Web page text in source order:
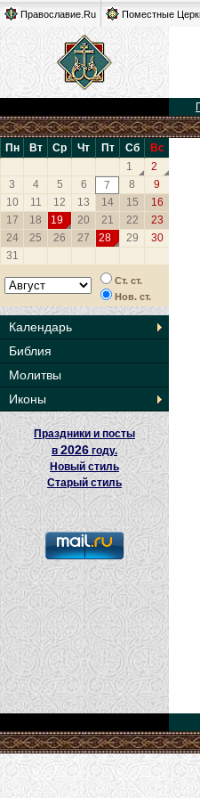
Православие.Ru Поместные
Пн Вт Ср Чт Пт Сб
Вс
1
2
3
4 5 6 7 8
9
10
11 12 13 14 15
16
17
18 19 20 21 22
23
24
25 26 27 28 29
30
31
Ст. ст.
Нов. ст.
Календарь
Библия
Молитвы
Иконы
Праздники и посты
в2026 году.
Новый стиль
Старый стиль